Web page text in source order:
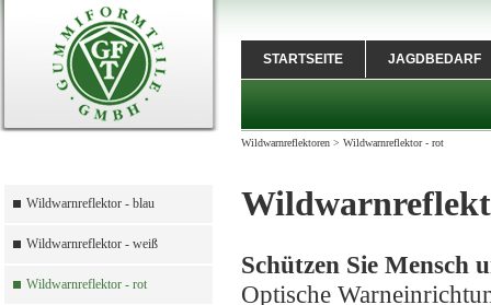
Wildwarnreflektor - blau
Wildwarnreflektor - weiß
Wildwarnreflektor - rot
STARTSEITE JAGDBEDARF
Wildwarnreflektoren > Wildwarnreflektor - rot
Schützen Sie Mensch
Optische